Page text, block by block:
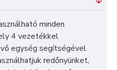
minden
4 vezetékkel
egység segítségével
redőnyünket,